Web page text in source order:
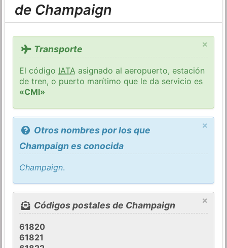
de Champaign
×
Transporte
El código IATA asignado al aeropuerto, estación
de tren, o puerto marítimo que le da servicio es
«CMI»
×
Otros nombres por los que
Champaign es conocida
Champaign.
×
Códigos postales de Champaign
61820
61821